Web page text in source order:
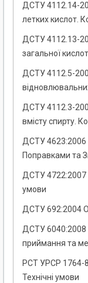
ДСТУ 4112.14-
летких кислот.
ДСТУ 4112.13-
загальної
ДСТУ 4112.5-
ДСТУ 4112.3-
вмісту спирту.
ДСТУ 4623:2006
Поправками та
ДСТУ 4722:2007
умови
ДСТУ 692:2004
ДСТУ 6040:2008
приймання та
РСТ УРСР 1764-
Технічні умови